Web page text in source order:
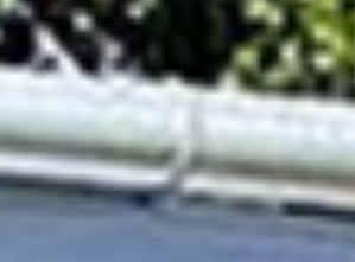
(+31) 010 214 20 28
Nederlands
Contact